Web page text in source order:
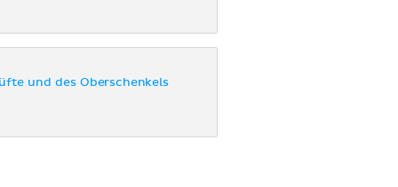
und des Oberschenkels